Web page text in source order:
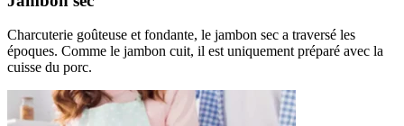
Charcuterie goûteuse et fondante, le jambon sec a traversé les
époques. Comme le jambon cuit, il est uniquement préparé avec la
cuisse du porc.